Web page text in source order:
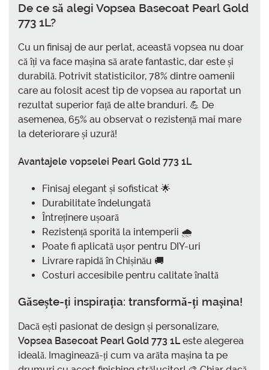
De ce să alegi Vopsea Basecoat Pearl Gold
773 1L?
Cu un finisaj de aur perlat, această vopsea nu doar
că îți va face mașina să arate fantastic, dar este și
durabilă. Potrivit statisticilor, 78% dintre oamenii
care au folosit acest tip de vopsea au raportat un
rezultat superior față de alte branduri. 💪 De
asemenea, 65% au observat o rezistență mai mare
la deteriorare și uzură!
Avantajele vopselei Pearl Gold 773 1L
Finisaj elegant și sofisticat 🌟
Durabilitate îndelungată
Întreținere ușoară
Rezistență sporită la intemperii 🌧️
Poate fi aplicată ușor pentru DIY-uri
Livrare rapidă în Chișinău 🚚
Costuri accesibile pentru calitate înaltă
Găsește-ți inspirația: transformă-ți mașina!
Dacă ești pasionat de design și personalizare,
Vopsea Basecoat Pearl Gold 773 1Leste alegerea
ideală. Imaginează-ți cum va arăta mașina ta pe